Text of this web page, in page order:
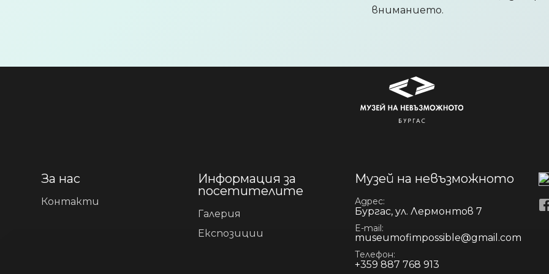
вниманието.
За нас
Контакти
Информация за
посетителите
Галерия
Експозиции
Музей на невъзможното
Адрес
Бургас, ул. Лермонтов 7
E-mail
museumofimpossible@gmail.com
Телефон
+359 887 768 913